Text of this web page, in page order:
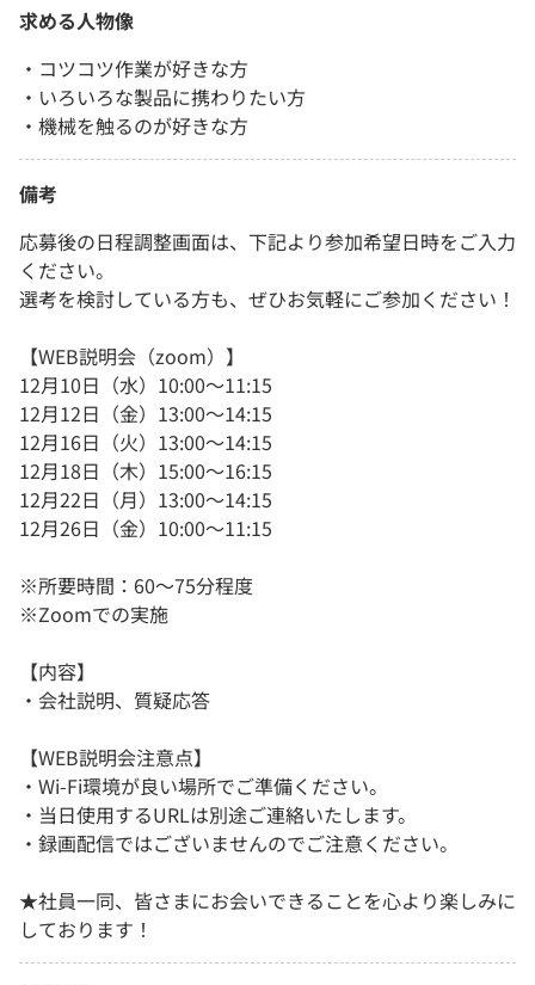
求める人物像
・コツコツ作業が好きな方
・いろいろな製品に携わりたい方
・機械を触るのが好きな方
備考
応募後の日程調整画面は、下記より参加希望日時をご入力
ください。
選考を検討している方も、ぜひお気軽にご参加ください！
【WEB説明会（zoom）】
12月10日（水）10:00～11:15
12月12日（金）13:00～14:15
12月16日（火）13:00～14:15
12月18日（木）15:00～16:15
12月22日（月）13:00～14:15
12月26日（金）10:00～11:15
※所要時間：60～75分程度
※Zoomでの実施
【内容】
・会社説明、質疑応答
【WEB説明会注意点】
・Wi-Fi環境が良い場所でご準備ください。
・当日使用するURLは別途ご連絡いたします。
・録画配信ではございませんのでご注意ください。
★社員一同、皆さまにお会いできることを心より楽しみに
しております！